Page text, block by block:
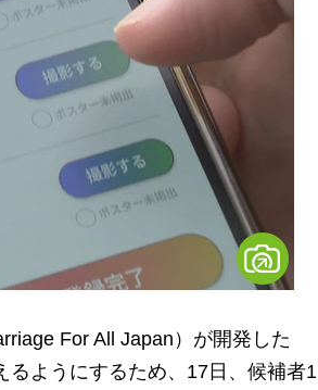
For All Japan）が開発した
るようにするため、17日、候補者1